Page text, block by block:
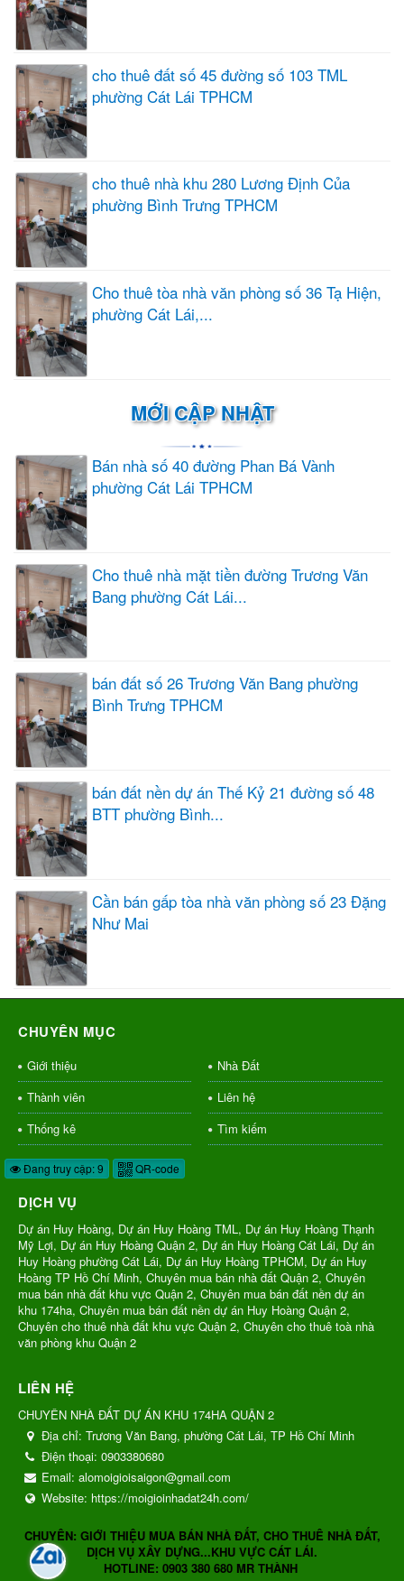
cho thuê đất số 45 đường số 103 TML
phường Cát Lái TPHCM
cho thuê nhà khu 280 Lương Định Của
phường Bình Trưng TPHCM
Cho thuê tòa nhà văn phòng số 36 Tạ Hiện,
phường Cát Lái,...
MỚI CẬP NHẬT
Bán nhà số 40 đường Phan Bá Vành
phường Cát Lái TPHCM
Cho thuê nhà mặt tiền đường Trương Văn
Bang phường Cát Lái...
bán đất số 26 Trương Văn Bang phường
Bình Trưng TPHCM
bán đất nền dự án Thế Kỷ 21 đường số 48
BTT phường Bình...
Cần bán gấp tòa nhà văn phòng số 23 Đặng
Như Mai
CHUYÊN MỤC
Giới thiệu
Nhà Đất
Thành viên
Liên hệ
Thống kê
Tìm kiếm
Đang truy cập: 9 QR-code
DỊCH VỤ
Dự án Huy Hoàng, Dự án Huy Hoàng TML, Dự án Huy Hoàng Thạnh
Mỹ Lợi, Dự án Huy Hoàng Quận 2, Dự án Huy Hoàng Cát Lái, Dự án
Huy Hoàng phường Cát Lái, Dự án Huy Hoàng TPHCM, Dự án Huy
Hoàng TP Hồ Chí Minh, Chuyên mua bán nhà đất Quận 2, Chuyên
mua bán nhà đất khu vực Quận 2, Chuyên mua bán đất nền dự án
khu 174ha, Chuyên mua bán đất nền dự án Huy Hoàng Quận 2,
Chuyên cho thuê nhà đất khu vực Quận 2, Chuyên cho thuê toà nhà
văn phòng khu Quận 2
LIÊN HỆ
CHUYÊN NHÀ ĐẤT DỰ ÁN KHU 174HA QUẬN 2
Địa chỉ: Trương Văn Bang, phường Cát Lái, TP Hồ Chí Minh
Điện thoại: 0903380680
Email: alomoigioisaigon@gmail.com
Website: https://moigioinhadat24h.com/
CHUYÊN: GIỚI THIỆU MUA BÁN NHÀ ĐẤT, CHO THUÊ NHÀ ĐẤT,
DỊCH VỤ XÂY DỰNG...KHU VỰC CÁT LÁI.
HOTLINE: 0903 380 680 MR THÀNH